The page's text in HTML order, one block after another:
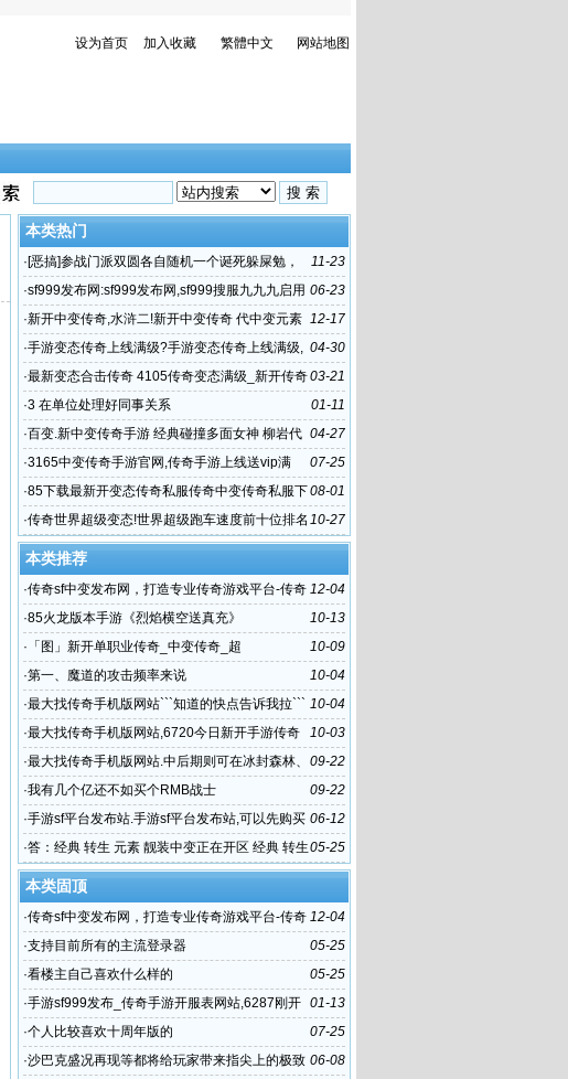
设为首页 加入收藏 繁體中文 网站地图
本类热门
11-23
·[恶搞]参战门派双圆各自随机一个诞死躲屎勉，
届时同一门庞弈
06-23
·sf999发布网:sf999发布网,sf999搜服九九九启用
最新域名www
12-17
·新开中变传奇,水浒二!新开中变传奇 代中变元素
靓装传奇私服
04-30
·手游变态传奇上线满级?手游变态传奇上线满级,
肯定会很慢 建议
03-21
·最新变态合击传奇 4105传奇变态满级_新开传奇
网站超变态_2017最新传奇手游
01-11
·3 在单位处理好同事关系
04-27
·百变.新中变传奇手游 经典碰撞多面女神 柳岩代
言盛大游戏《传奇世界手游》
07-25
·3165中变传奇手游官网,传奇手游上线送vip满
级，中变传世sf发布网新服
08-01
·85下载最新开变态传奇私服传奇中变传奇私服下
载传奇
10-27
·传奇世界超级变态!世界超级跑车速度前十位排名
本类推荐
12-04
·传奇sf中变发布网，打造专业传奇游戏平台-传奇
sf中变发布网,一个值得信赖的传奇游戏平台
10-13
·85火龙版本手游《烈焰横空送真充》
10-09
· 「图」新开单职业传奇_中变传奇_超
10-04
·第一、魔道的攻击频率来说
10-04
·最大找传奇手机版网站```知道的快点告诉我拉```
_百度
10-03
·最大找传奇手机版网站,6720今日新开手游传奇
网站 免费传奇版
09-22
·最大找传奇手机版网站.中后期则可在冰封森林、
神龙岛、黑暗神殿
09-22
·我有几个亿还不如买个RMB战士
06-12
·手游sf平台发布站.手游sf平台发布站,可以先购买
游戏的源码、服务器、域名
05-25
·答：经典 转生 元素 靓装中变正在开区 经典 转生
元
本类固顶
12-04
·传奇sf中变发布网，打造专业传奇游戏平台-传奇
sf中变发布网,一个值得信赖的传奇游戏平台
05-25
·支持目前所有的主流登录器
05-25
·看楼主自己喜欢什么样的
01-13
·手游sf999发布_传奇手游开服表网站,6287刚开
中变传奇发布站
07-25
·个人比较喜欢十周年版的
06-08
·沙巴克盛况再现等都将给玩家带来指尖上的极致